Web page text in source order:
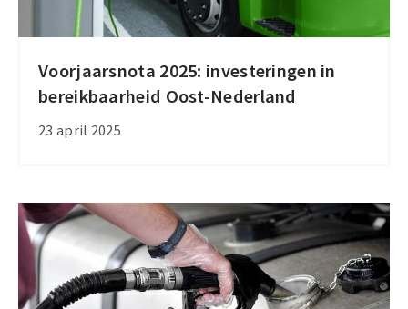
Voorjaarsnota 2025: investeringen in
bereikbaarheid Oost-Nederland
23 april 2025
Voorjaarsnota
2025:
investeringen
Oost-
Nederland